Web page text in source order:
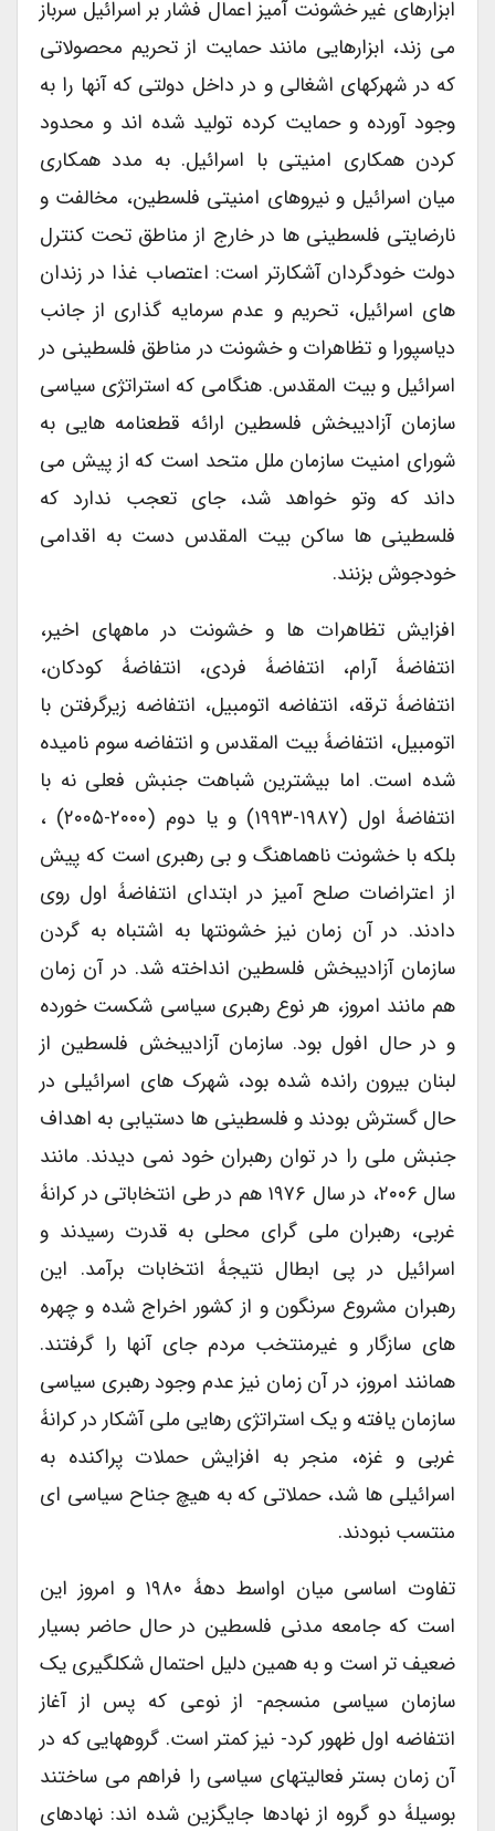
ابزارهای غیر خشونت آمیز اعمال فشار بر اسرائیل سرباز
می زند، ابزارهایی مانند حمایت از تحریم محصولاتی
که در شهرکهای اشغالی و در داخل دولتی که آنها را به
وجود آورده و حمایت کرده تولید شده اند و محدود
کردن همکاری امنیتی با اسرائیل. به مدد همکاری
میان اسرائیل و نیروهای امنیتی فلسطین، مخالفت و
نارضایتی فلسطینی ها در خارج از مناطق تحت کنترل
دولت خودگردان آشکارتر است: اعتصاب غذا در زندان
های اسرائیل، تحریم و عدم سرمایه گذاری از جانب
دیاسپورا و تظاهرات و خشونت در مناطق فلسطینی در
اسرائیل و بیت المقدس. هنگامی که استراتژی سیاسی
سازمان آزادیبخش فلسطین ارائه قطعنامه هایی به
شورای امنیت سازمان ملل متحد است که از پیش می
داند که وتو خواهد شد، جای تعجب ندارد که
فلسطینی ها ساکن بیت المقدس دست به اقدامی
خودجوش بزنند.
افزایش تظاهرات ها و خشونت در ماههای اخیر،
انتفاضۀ آرام، انتفاضۀ فردی، انتفاضۀ کودکان،
انتفاضۀ ترقه، انتفاضه اتومبیل، انتفاضه زیرگرفتن با
اتومبیل، انتفاضۀ بیت المقدس و انتفاضه سوم نامیده
شده است. اما بیشترین شباهت جنبش فعلی نه با
انتفاضۀ اول (۱۹۸۷-۱۹۹۳) و یا دوم (۲۰۰۰-۲۰۰۵) ،
بلکه با خشونت ناهماهنگ و بی رهبری است که پیش
از اعتراضات صلح آمیز در ابتدای انتفاضۀ اول روی
دادند. در آن زمان نیز خشونتها به اشتباه به گردن
سازمان آزادیبخش فلسطین انداخته شد. در آن زمان
هم مانند امروز، هر نوع رهبری سیاسی شکست خورده
و در حال افول بود. سازمان آزادیبخش فلسطین از
لبنان بیرون رانده شده بود، شهرک های اسرائیلی در
حال گسترش بودند و فلسطینی ها دستیابی به اهداف
جنبش ملی را در توان رهبران خود نمی دیدند. مانند
سال ۲۰۰۶، در سال ۱۹۷۶ هم در طی انتخاباتی در کرانۀ
غربی، رهبران ملی گرای محلی به قدرت رسیدند و
اسرائیل در پی ابطال نتیجۀ انتخابات برآمد. این
رهبران مشروع سرنگون و از کشور اخراج شده و چهره
های سازگار و غیرمنتخب مردم جای آنها را گرفتند.
همانند امروز، در آن زمان نیز عدم وجود رهبری سیاسی
سازمان یافته و یک استراتژی رهایی ملی آشکار در کرانۀ
غربی و غزه، منجر به افزایش حملات پراکنده به
اسرائیلی ها شد، حملاتی که به هیچ جناح سیاسی ای
منتسب نبودند.
تفاوت اساسی میان اواسط دهۀ ۱۹۸۰ و امروز این
است که جامعه مدنی فلسطین در حال حاضر بسیار
ضعیف تر است و به همین دلیل احتمال شکلگیری یک
سازمان سیاسی منسجم- از نوعی که پس از آغاز
انتفاضه اول ظهور کرد- نیز کمتر است. گروههایی که در
آن زمان بستر فعالیتهای سیاسی را فراهم می ساختند
بوسیلۀ دو گروه از نهادها جایگزین شده اند: نهادهای